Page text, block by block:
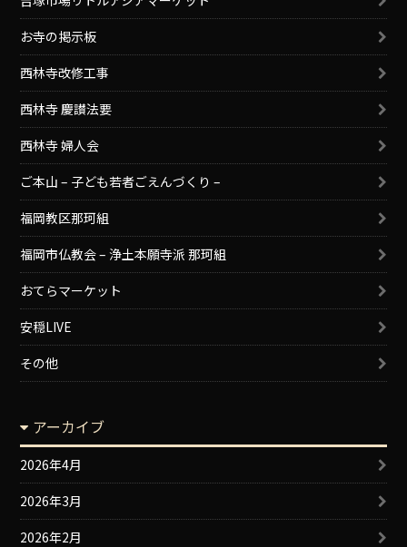
お寺の掲示板
西林寺改修工事
西林寺 慶讃法要
西林寺 婦人会
ご本山 – 子ども若者ごえんづくり –
福岡教区那珂組
福岡市仏教会 – 浄土本願寺派 那珂組
おてらマーケット
安穏LIVE
その他
アーカイブ
2026年4月
2026年3月
2026年2月